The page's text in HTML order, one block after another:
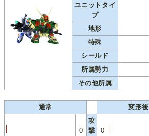
ユニットタイ
プ
地形
特殊
シールド
所属勢力
その他所属
通常 変形後
0
攻
撃
0